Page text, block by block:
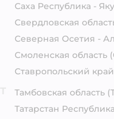
Саха Республика -
Свердловская
Северная Осетия -
Смоленская область
Ставропольский край
Тамбовская область
Татарстан Республика